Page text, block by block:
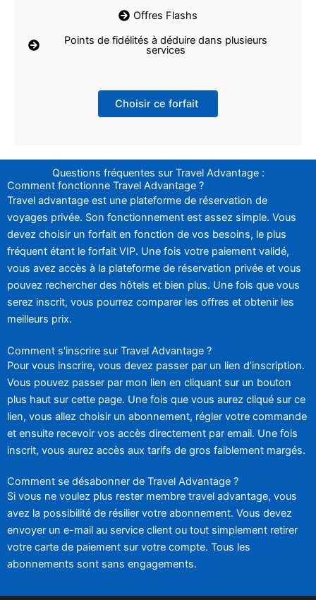
Offres Flashs
Points de fidélités à déduire dans plusieurs
services
Choisir ce forfait
Questions fréquentes sur Travel Advantage :
Comment fonctionne Travel Advantage ?
Travel advantage est une plateforme de réservation de
voyages privée. Son fonctionnement est assez simple. Vous
devez choisir un forfait en fonction de vos besoins, le plus
fréquent étant le forfait VIP. Une fois votre paiement validé,
vous avez accès à la plateforme de réservation privée et vous
pouvez rechercher des hôtels et bien plus. Une fois que vous
serez inscrit, vous pourrez comparer les offres et obtenir les
meilleurs prix.
Comment s'inscrire sur Travel Advantage ?
Pour vous inscrire, vous devez passer par un lien d’inscription.
Vous pouvez passer par mon lien en cliquant sur un bouton
plus haut sur cette page. Une fois que vous aurez cliqué sur ce
lien, vous allez choisir un abonnement, régler votre commande
et ensuite recevoir vos accès directement par email. Une fois
inscrit, vous aurez accès aux tarifs de gros faiblement margés.
Comment se désabonner de Travel Advantage ?
Si vous ne voulez plus rester membre travel advantage, vous
avez la possibilité de résilier votre abonnement. Vous devez
envoyer un e-mail au service client ou tout simplement retirer
votre carte de paiement sur votre compte. Tous les
abonnements sont sans engagements.